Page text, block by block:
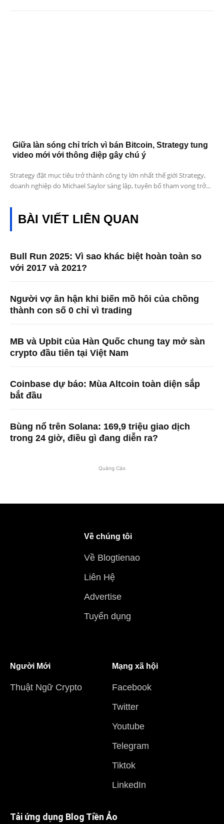
Giữa làn sóng chỉ trích vì bán Bitcoin, Strategy tung
video mới với thông điệp gây chú ý
Strategy đặt mục tiêu trở thành công ty lớn nhất thế giới Strategy,
doanh nghiệp do Michael Saylor sáng lập, tuyên bố tham vọng trở...
BÀI VIẾT LIÊN QUAN
Bull Run 2025: Vì sao khác biệt hoàn toàn so
với 2017 và 2021?
Người vợ ân hận khi biến mồ hôi của chồng
thành con số 0 chỉ vì trading
MB và Upbit của Hàn Quốc chung tay mở sàn
crypto đầu tiên tại Việt Nam
Coinbase dự báo: Mùa Altcoin toàn diện sắp
bắt đầu
Bùng nổ trên Solana: 169,9 triệu giao dịch
trong 24 giờ, điều gì đang diễn ra?
Quảng Cáo
Về chúng tôi
Về Blogtienao
Liên Hệ
Advertise
Tuyển dụng
Người Mới
Thuật Ngữ Crypto
Mạng xã hội
Facebook
Twitter
Youtube
Telegram
Tiktok
LinkedIn
Tải ứng dụng Blog Tiền Ảo